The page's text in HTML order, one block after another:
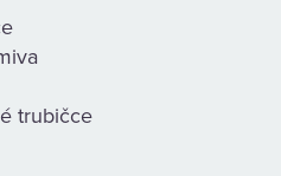
trubičce